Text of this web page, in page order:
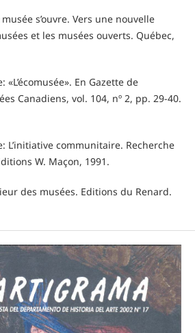
musée s’ouvre. Vers une nouvelle
et les musées ouverts. Québec,
«L’écomusée». En Gazette de
Canadiens, vol. 104, nº 2, pp. 29-40.
L’initiative communitaire. Recherche
W. Maçon, 1991.
des musées. Editions du Renard.